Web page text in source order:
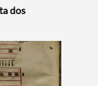
dos